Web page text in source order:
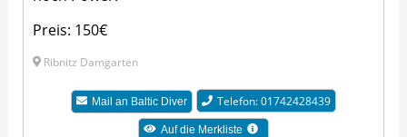
Preis: 150€
Ribnitz Damgarten
Mail an Baltic Diver Telefon: 01742428439
Auf die Merkliste